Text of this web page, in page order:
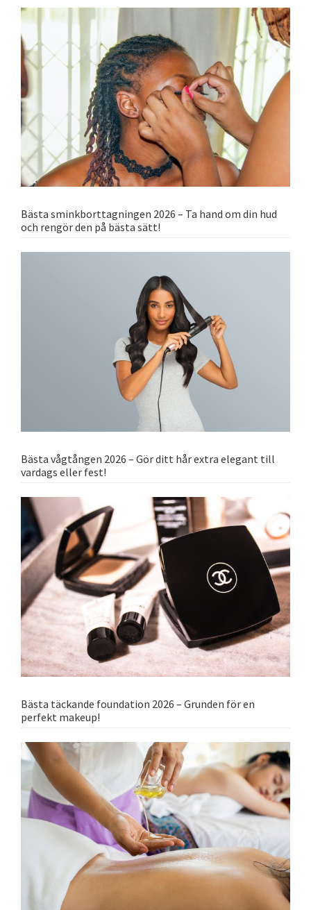
Bästa sminkborttagningen 2026 – Ta hand om din hud
och rengör den på bästa sätt!
Bästa vågtången 2026 – Gör ditt hår extra elegant till
vardags eller fest!
Bästa täckande foundation 2026 – Grunden för en
perfekt makeup!